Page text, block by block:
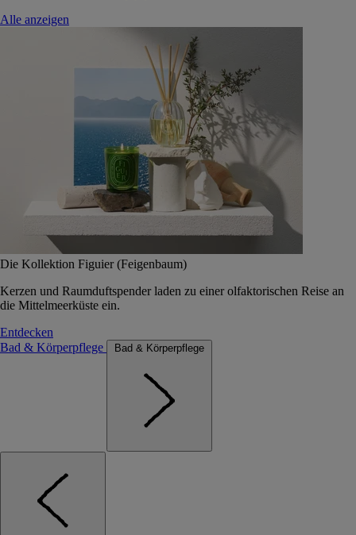
Alle anzeigen
Die Kollektion Figuier (Feigenbaum)
Kerzen und Raumduftspender laden zu einer olfaktorischen Reise an
die Mittelmeerküste ein.
Entdecken
Bad & Körperpflege
Bad & Körperpflege